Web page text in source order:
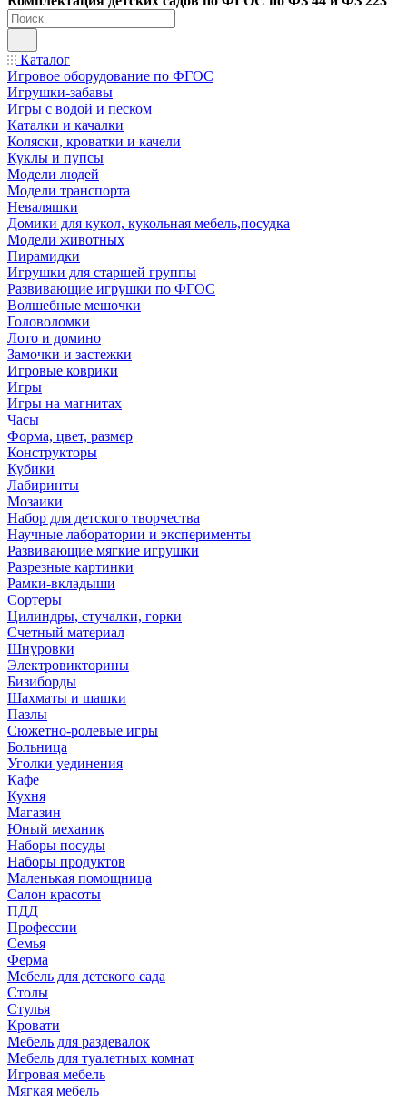
Каталог
Игровое оборудование по ФГОС
Игрушки-забавы
Игры с водой и песком
Каталки и качалки
Коляски, кроватки и качели
Куклы и пупсы
Модели людей
Модели транспорта
Неваляшки
Домики для кукол, кукольная мебель,посудка
Модели животных
Пирамидки
Игрушки для старшей группы
Развивающие игрушки по ФГОС
Волшебные мешочки
Головоломки
Лото и домино
Замочки и застежки
Игровые коврики
Игры
Игры на магнитах
Часы
Форма, цвет, размер
Конструкторы
Кубики
Лабиринты
Мозаики
Набор для детского творчества
Научные лаборатории и эксперименты
Развивающие мягкие игрушки
Разрезные картинки
Рамки-вкладыши
Сортеры
Цилиндры, стучалки, горки
Счетный материал
Шнуровки
Электровикторины
Бизиборды
Шахматы и шашки
Пазлы
Сюжетно-ролевые игры
Больница
Уголки уединения
Кафе
Кухня
Магазин
Юный механик
Наборы посуды
Наборы продуктов
Маленькая помощница
Салон красоты
ПДД
Профессии
Семья
Ферма
Мебель для детского сада
Столы
Cтулья
Кровати
Мебель для раздевалок
Мебель для туалетных комнат
Игровая мебель
Мягкая мебель